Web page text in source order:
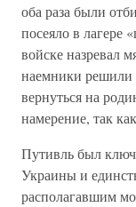
оба раза были
посеяло в лагере
войске назревал
наемники решили
вернуться на
намерение, так
Путивль был
Украины и
располагавшим